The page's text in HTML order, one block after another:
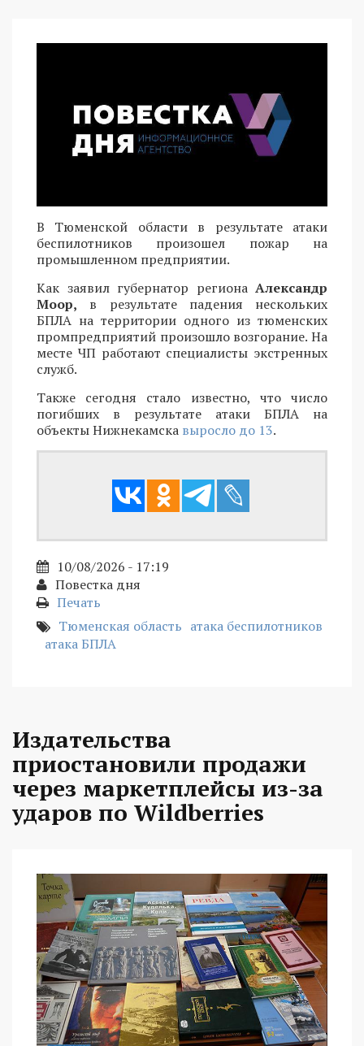
В Тюменской области в результате атаки
беспилотников произошел пожар на
промышленном предприятии.
Как заявил губернатор региона Александр
Моор, в результате падения нескольких
БПЛА на территории одного из тюменских
промпредприятий произошло возгорание. На
месте ЧП работают специалисты экстренных
служб.
Также сегодня стало известно, что число
погибших в результате атаки БПЛА на
объекты Нижнекамска выросло до 13.
10/08/2026 - 17:19
Повестка дня
Печать
Тюменская область атака беспилотников
атака БПЛА
Издательства
приостановили продажи
через маркетплейсы из-за
ударов по Wildberries